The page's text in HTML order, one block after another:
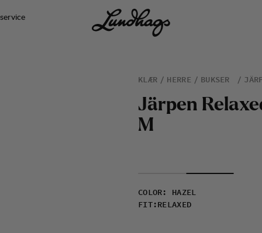
KLÆR HERRE BUKSER
Järpen Relaxe
M
COLOR :
HAZEL
FIT: RELAXED